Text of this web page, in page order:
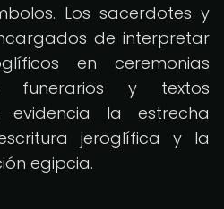
Los sacerdotes y
de interpretar
en ceremonias
funerarios y textos
la estrecha
jeroglífica y la
egipcia.